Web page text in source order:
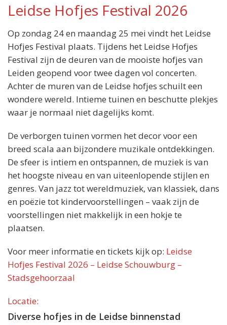
Locatie:
Diverse hofjes in de Leidse binnenstad
Wanneer:
24 mei t/m 25 mei
Entree:
Leidse Hofjes Festival 2026
Op zondag 24 en maandag 25 mei vindt het Leidse
Hofjes Festival plaats. Tijdens het Leidse Hofjes
Festival zijn de deuren van de mooiste hofjes van
Leiden geopend voor twee dagen vol concerten.
Achter de muren van de Leidse hofjes schuilt een
wondere wereld. Intieme tuinen en beschutte plekjes
waar je normaal niet dagelijks komt.
De verborgen tuinen vormen het decor voor een
breed scala aan bijzondere muzikale ontdekkingen.
De sfeer is intiem en ontspannen, de muziek is van
het hoogste niveau en van uiteenlopende stijlen en
genres. Van jazz tot wereldmuziek, van klassiek, dans
en poëzie tot kindervoorstellingen – vaak zijn de
voorstellingen niet makkelijk in een hokje te
plaatsen.
Voor meer informatie en tickets kijk op: Leidse
Hofjes Festival 2026 – Leidse Schouwburg –
Stadsgehoorzaal
Locatie:
Diverse hofjes in de Leidse binnenstad